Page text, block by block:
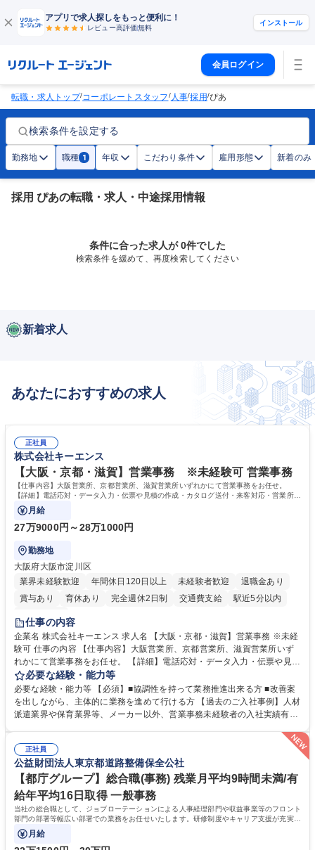
アプリで求人探しをもっと便利に！
レビュー高評価無料
インストール
会員ログイン
転職・求人トップ/コーポレートスタッフ/人事/採用/ぴあ
検索条件を設定する
勤務地 職種 1 年収 こだわり条件 雇用形態 新着のみ
採用 ぴあの転職・求人・中途採用情報
条件に合った求人が 0件でした
検索条件を緩めて、再度検索してください
新着求人
あなたにおすすめの求人
正社員
株式会社キーエンス
【大阪・京都・滋賀】営業事務 ※未経験可 営業事務
【仕事内容】大阪営業所、京都営業所、滋賀営業所いずれかにて営業事務をお任せ。
【詳細】電話応対・データ入力・伝票や見積の作成・カタログ送付・来客対応・営業所内
で発生する事務業務や業務改善をお任せ。
月給
27万9000円～28万1000円
勤務地
大阪府大阪市淀川区
業界未経験歓迎
年間休日120日以上 未経験者歓迎
退職金あり
賞与あり
育休あり 完全週休2日制 交通費支給
駅近5分以内
土日祝休み
仕事の内容
企業名 株式会社キーエンス 求人名 【大阪・京都・滋賀】営業事務 ※未経
験可 仕事の内容 【仕事内容】大阪営業所、京都営業所、滋賀営業所いず
れかにて営業事務をお任せ。 【詳細】電話応対・データ入力・伝票や見積
の作成・カタログ送付・来客対応・営業所内で発生する事務業務や業務改
善をお任せ。 【教育制度】ご入社後、育成担当とペアになりながらOJTに
て業務を覚えていただくことが可能です。業務システムがきちんと構築さ
れているため、スムーズに仕事に慣れることができる環境です。また、
常に改善を目指す風土のため、安心して業務に取り組んでいただけます。
募集職種 【大阪・京都・滋賀】営業事務 ※未経験可
必要な経験・能力等
必要な経験・能力等 【必須】■協調性を持って業務推進出来る方 ■改善案
を出しながら、主体的に業務を進めて行ける方 【過去のご入社事例】人材
派遣業界や保育業界等、メーカー以外、営業事務未経験者の入社実績有
により、キーエンスの付加価値向上に貢献します。ベースの定型業務に加
えて、お客様や社員の状況に合わせ、能動的なサポート、改善の動きも期
待され。組織を支えるスペシャリストとして、チームに貢献し、結果的に
社員から頼られる存在になることができます。平均19:30の退勤以降の業
務の持ち帰りも禁止されており、メリハリのある働き方となります。 学
歴・資格 学歴：大学院 大学 高専 短大 語学力： 資格：
正社員
公益財団法人東京都道路整備保全公社
【都庁グループ】総合職(事務) 残業月平均9時間未満/有
給年平均16日取得 一般事務
当社の総合職として、ジョブローテーションによる人事経理部門や収益事業等のフロント
部門の部署等幅広い部署での業務をお任せいたします。研修制度やキャリア支援が充実し
ております！ ※下記業務詳細
月給